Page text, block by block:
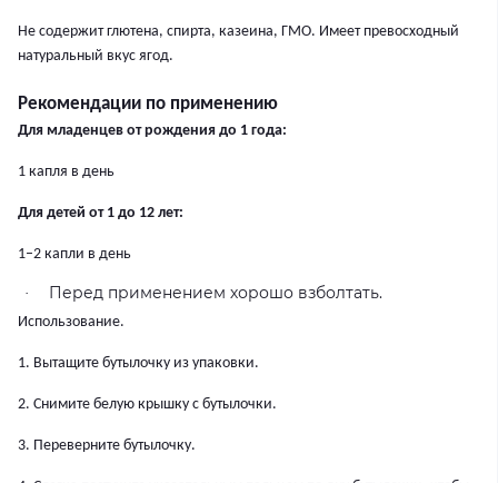
Не содержит глютена, спирта, казеина, ГМО. Имеет превосходный
натуральный вкус ягод.
Рекомендации по применению
Для младенцев от рождения до 1 года:
1 капля в день
Для детей от 1 до 12 лет:
1–2 капли в день
· Перед применением хорошо взболтать.
Использование.
1. Вытащите бутылочку из упаковки.
2. Снимите белую крышку с бутылочки.
3. Переверните бутылочку.